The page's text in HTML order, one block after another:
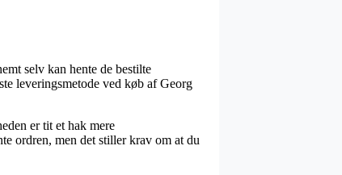
selv kan hente de bestilte
leveringsmetode ved køb af Georg
er tit et hak mere
ordren, men det stiller krav om at du